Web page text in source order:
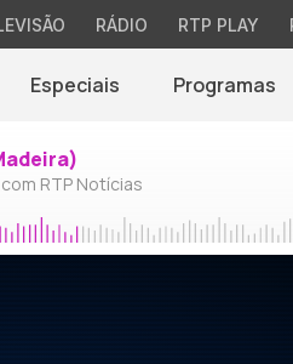
RÁDIO RTP PLAY
Especiais Programas
RTP Notícias